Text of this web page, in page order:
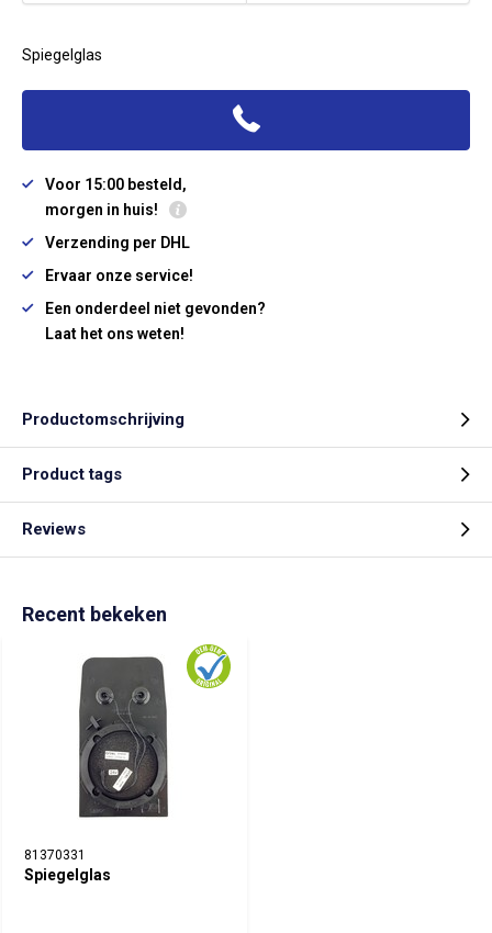
Spiegelglas
Voor 15:00 besteld,
morgen in huis!
Verzending per DHL
Ervaar onze service!
Een onderdeel niet gevonden?
Laat het ons weten!
Productomschrijving
Product tags
Reviews
Recent bekeken
81370331
Spiegelglas